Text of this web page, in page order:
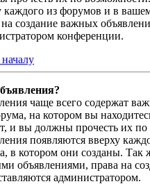
каждого из форумов и в
создание важных
конференции.
чаще всего содержат
на котором вы
и вы должны прочесть их по
появляются вверху
в котором они созданы. Так
объявлениями, права на
администратором.